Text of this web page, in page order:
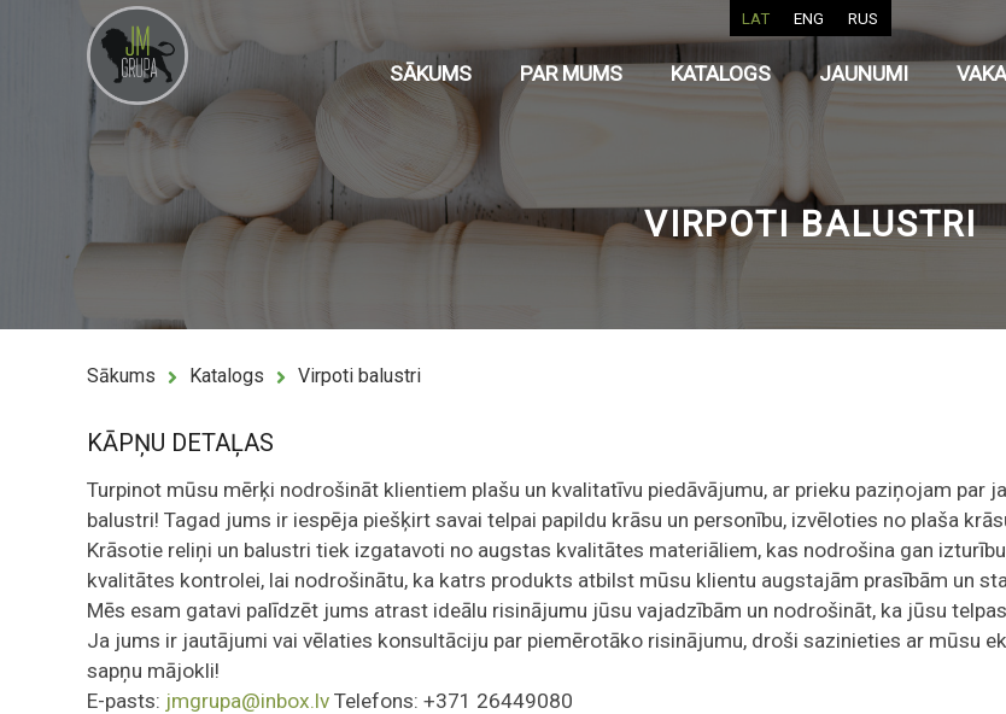
LAT ENG RUS
SĀKUMS PAR MUMS KATALOGS JAUNUMI
VIRPOTI BALUSTRI
Sākums Katalogs Virpoti balustri
KĀPŅU DETAĻAS
Turpinot mūsu mērķi nodrošināt klientiem plašu un kvalitatīvu piedāvājumu, ar prieku paziņojam par
balustri! Tagad jums ir iespēja piešķirt savai telpai papildu krāsu un personību, izvēloties no plaša
Krāsotie reliņi un balustri tiek izgatavoti no augstas kvalitātes materiāliem, kas nodrošina gan
kvalitātes kontrolei, lai nodrošinātu, ka katrs produkts atbilst mūsu klientu augstajām prasībām un
Mēs esam gatavi palīdzēt jums atrast ideālu risinājumu jūsu vajadzībām un nodrošināt, ka jūsu
Ja jums ir jautājumi vai vēlaties konsultāciju par piemērotāko risinājumu, droši sazinieties ar mūsu
sapņu mājokli!
E-pasts: jmgrupa@inbox.lv Telefons: +371 26449080